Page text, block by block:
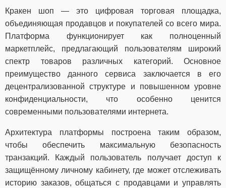
Кракен шоп — это цифровая торговая площадка,
объединяющая продавцов и покупателей со всего мира.
Платформа функционирует как полноценный
маркетплейс, предлагающий пользователям широкий
спектр товаров различных категорий. Основное
преимущество данного сервиса заключается в его
децентрализованной структуре и повышенном уровне
конфиденциальности, что особенно ценится
современными пользователями интернета.
Архитектура платформы построена таким образом,
чтобы обеспечить максимальную безопасность
транзакций. Каждый пользователь получает доступ к
защищённому личному кабинету, где может отслеживать
историю заказов, общаться с продавцами и управлять